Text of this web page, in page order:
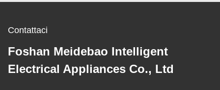
Contattaci
Foshan Meidebao Intelligent
Electrical Appliances Co., Ltd